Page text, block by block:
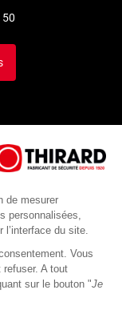
50
de mesurer
personnalisées,
l’interface du site.
Vous
A tout
sur le bouton "Je